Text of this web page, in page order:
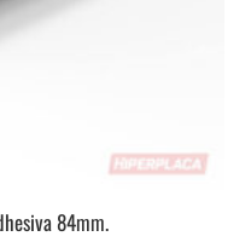
84mm.